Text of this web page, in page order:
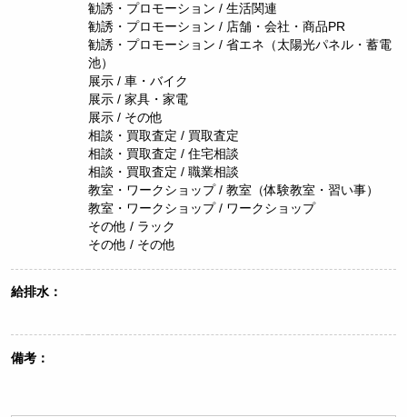
勧誘・プロモーション / 生活関連
勧誘・プロモーション / 店舗・会社・商品PR
勧誘・プロモーション / 省エネ（太陽光パネル・蓄電
池）
展示 / 車・バイク
展示 / 家具・家電
展示 / その他
相談・買取査定 / 買取査定
相談・買取査定 / 住宅相談
相談・買取査定 / 職業相談
教室・ワークショップ / 教室（体験教室・習い事）
教室・ワークショップ / ワークショップ
その他 / ラック
その他 / その他
給排水：
備考：